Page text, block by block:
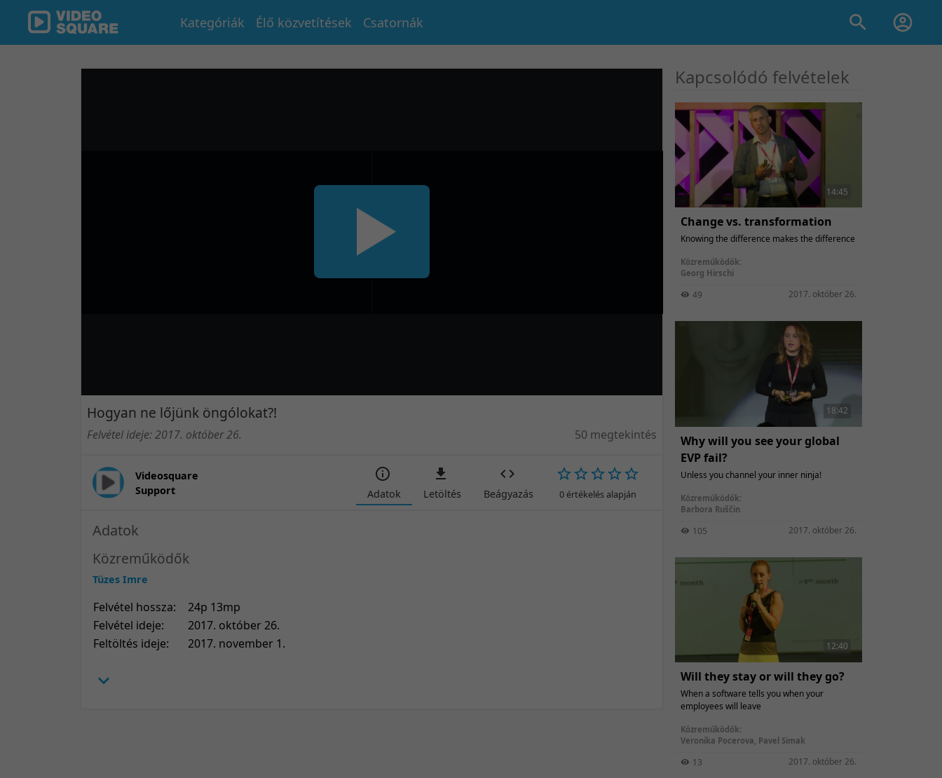
Kategóriák Élő közvetítések Csatornák
Hogyan ne lőjünk öngólokat?!
Felvétel ideje: 2017. október 26. 50 megtekintés
Videosquare
Support
Adatok Letöltés Beágyazás 0 értékelés alapján
Adatok
Közreműködők
Tüzes Imre
Felvétel hossza:
24p 13mp
Felvétel ideje:
2017. október 26.
Feltöltés ideje:
2017. november 1.
Kapcsolódó felvételek
14:45
Change vs. transformation
Knowing the difference makes the difference
Közreműködők:
Georg Hirschi
49 2017. október 26.
18:42
Why will you see your global
EVP fail?
Unless you channel your inner ninja!
Közreműködők:
Barbora Ruščin
105 2017. október 26.
12:40
Will they stay or will they go?
When a software tells you when your
employees will leave
Közreműködők:
Veronika Pocerova, Pavel Simak
13 2017. október 26.